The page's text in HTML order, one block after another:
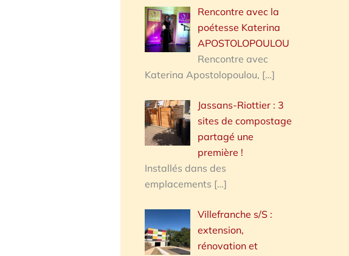
Rencontre avec la
poétesse Katerina
APOSTOLOPOULOU
Rencontre avec
Katerina Apostolopoulou, […]
Jassans-Riottier : 3
sites de compostage
partagé une
première !
Installés dans des
emplacements […]
Villefranche s/S :
extension,
rénovation et